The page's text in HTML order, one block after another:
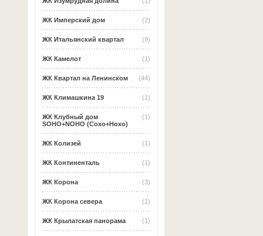
(2)
ЖК Имперский дом
(9)
ЖК Итальянский квартал
(1)
ЖК Камелот
(44)
ЖК Квартал на Ленинском
(1)
ЖК Климашкина 19
(1)
ЖК Клубный дом
SOHO+NOHO (Сохо+Нохо)
(1)
ЖК Колизей
(1)
ЖК Континенталь
(3)
ЖК Корона
(1)
ЖК Корона севера
(1)
ЖК Крылатская панорама